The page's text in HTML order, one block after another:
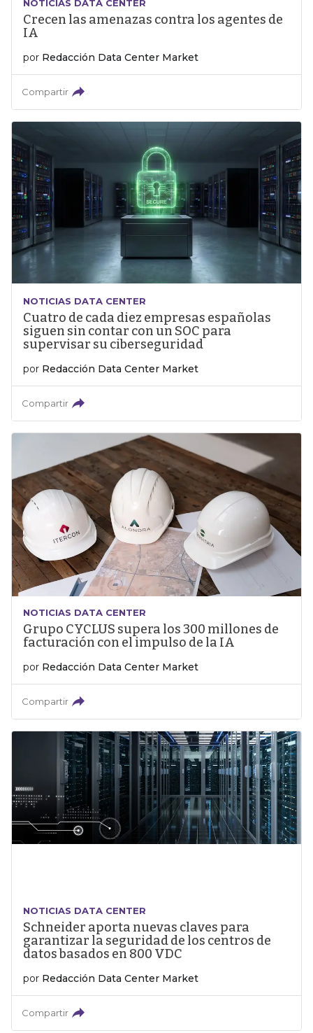
NOTICIAS DATA CENTER
Crecen las amenazas contra los agentes de
IA
por Redacción Data Center Market
Compartir
NOTICIAS DATA CENTER
Cuatro de cada diez empresas españolas
siguen sin contar con un SOC para
supervisar su ciberseguridad
por Redacción Data Center Market
Compartir
NOTICIAS DATA CENTER
Grupo CYCLUS supera los 300 millones de
facturación con el impulso de la IA
por Redacción Data Center Market
Compartir
NOTICIAS DATA CENTER
Schneider aporta nuevas claves para
garantizar la seguridad de los centros de
datos basados en 800 VDC
por Redacción Data Center Market
Compartir